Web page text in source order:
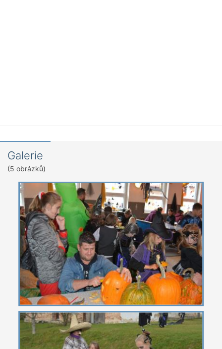
Galerie
(5 obrázků)